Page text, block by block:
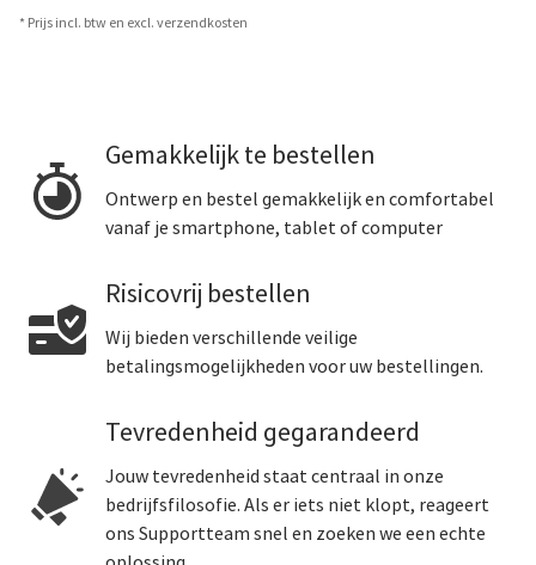
* Prijs incl. btw en excl. verzendkosten
Gemakkelijk te bestellen
Ontwerp en bestel gemakkelijk en comfortabel
vanaf je smartphone, tablet of computer
Risicovrij bestellen
Wij bieden verschillende veilige
betalingsmogelijkheden voor uw bestellingen.
Tevredenheid gegarandeerd
Jouw tevredenheid staat centraal in onze
bedrijfsfilosofie. Als er iets niet klopt, reageert
ons Supportteam snel en zoeken we een echte